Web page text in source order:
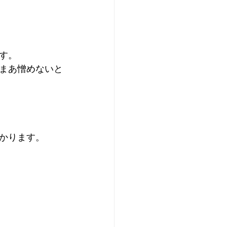
。
あ憎めないと
ります。